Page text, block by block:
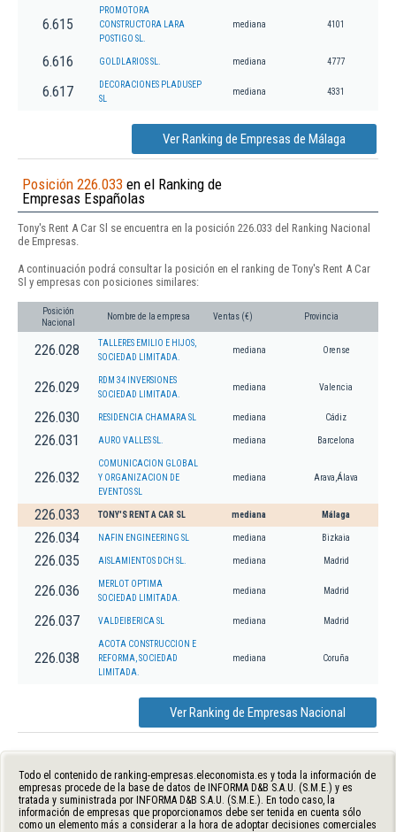
6.615
PROMOTORA
CONSTRUCTORA LARA
POSTIGO SL.
mediana 4101
6.616 GOLDLARIOS SL. mediana 4777
6.617
DECORACIONES PLADUSEP
SL
mediana 4331
Ver Ranking de Empresas de Málaga
Posición 226.033 en el Ranking de
Empresas Españolas
Tony's Rent A Car Sl se encuentra en la posición 226.033 del Ranking Nacional
de Empresas.
A continuación podrá consultar la posición en el ranking de Tony's Rent A Car
Sl y empresas con posiciones similares:
Posición
Nacional
Nombre de la empresa Ventas (€) Provincia
226.028
TALLERES EMILIO E HIJOS,
SOCIEDAD LIMITADA.
mediana Orense
226.029
RDM 34 INVERSIONES
SOCIEDAD LIMITADA.
mediana Valencia
226.030 RESIDENCIA CHAMARA SL mediana Cádiz
226.031 AURO VALLES SL. mediana Barcelona
226.032
COMUNICACION GLOBAL
Y ORGANIZACION DE
EVENTOS SL
mediana Arava,Álava
226.033 TONY'S RENT A CAR SL mediana Málaga
226.034 NAFIN ENGINEERING SL mediana Bizkaia
226.035 AISLAMIENTOS DCH SL. mediana Madrid
226.036
MERLOT OPTIMA
SOCIEDAD LIMITADA.
mediana Madrid
226.037 VALDEIBERICA SL mediana Madrid
226.038
ACOTA CONSTRUCCION E
REFORMA, SOCIEDAD
LIMITADA.
mediana Coruña
Ver Ranking de Empresas Nacional
Todo el contenido de ranking-empresas.eleconomista.es y toda la información de
empresas procede de la base de datos de INFORMA D&B S.A.U. (S.M.E.) y es
tratada y suministrada por INFORMA D&B S.A.U. (S.M.E.). En todo caso, la
información de empresas que proporcionamos debe ser tenida en cuenta sólo
como un elemento más a considerar a la hora de adoptar decisiones comerciales